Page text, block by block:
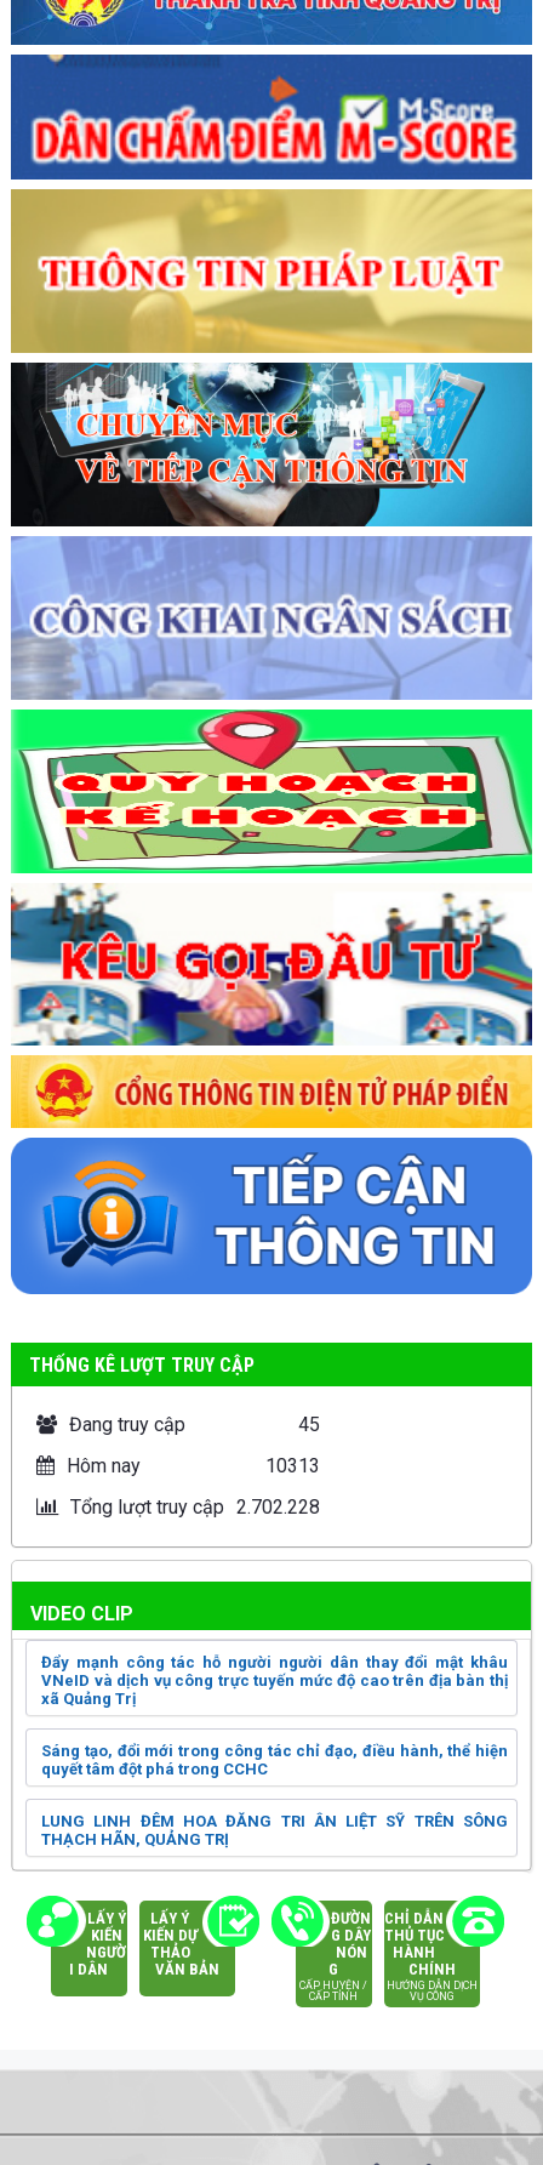
THỐNG KÊ LƯỢT TRUY CẬP
Đang truy cập
45
Hôm nay
10313
Tổng lượt truy cập 2.702.228
VIDEO CLIP
Đẩy mạnh công tác hỗ người người dân thay đổi mật khâu
VNeID và dịch vụ công trực tuyến mức độ cao trên địa bàn thị
xã Quảng Trị
Sáng tạo, đổi mới trong công tác chỉ đạo, điều hành, thể hiện
quyết tâm đột phá trong CCHC
LUNG LINH ĐÊM HOA ĐĂNG TRI ÂN LIỆT SỸ TRÊN SÔNG
THẠCH HÃN, QUẢNG TRỊ
LẤY Ý
KIẾN
NGƯỜ
I DÂN
LẤY Ý
KIẾN DỰ
THẢO
VĂN BẢN
ĐƯỜN
G DÂY
NÓN
G
CẤP HUYỆN /
CẤP TỈNH
CHỈ DẪN
THỦ TỤC
HÀNH
CHÍNH
HƯỚNG DẪN DỊCH
VỤ CÔNG